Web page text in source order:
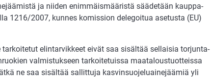
ja niiden enimmäismääristä säädetään kauppa-
1216/2007, kunnes komission delegoitua asetusta (EU)
elintarvikkeet eivät saa sisältää sellaisia torjunta-
valmistukseen tarkoitetuissa maataloustuotteissa
ne saa sisältää sallittuja kasvinsuojeluainejäämiä yli